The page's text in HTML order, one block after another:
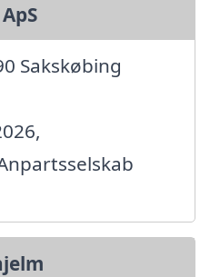
Sakskøbing